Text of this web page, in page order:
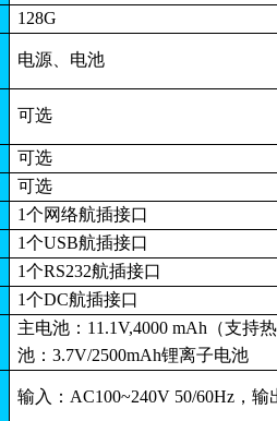
128G
电源、电池
可选
可选
可选
1个网络航插接口
1个USB航插接口
1个RS232航插接口
1个DC航插接口
主电池：11.1V,4000mAh （支持
池：3.7V/2500mAh锂离子电池
输入：AC100~240V 50/60Hz，输